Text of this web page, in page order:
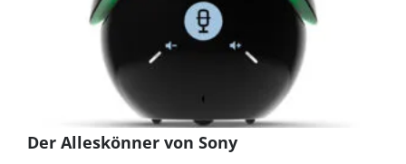
Der Alleskönner von Sony